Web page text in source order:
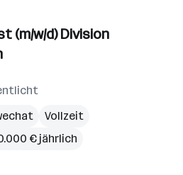
(m/w/d) Division
Vollzeit
€ jährlich